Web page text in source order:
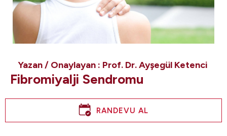
Yazan / Onaylayan : Prof. Dr. Ayşegül Ketenci
Fibromiyalji Sendromu
RANDEVU AL